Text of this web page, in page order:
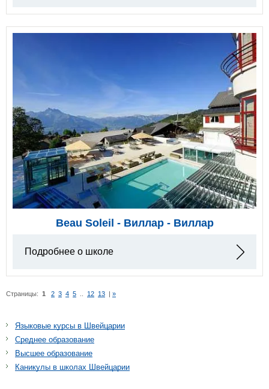
Beau Soleil - Виллар - Виллар
Подробнее о школе
Страницы: 1 2 3 4 5 12 13 | »
Языковые курсы в Швейцарии
Среднее образование
Высшее образование
Каникулы в школах Швейцарии